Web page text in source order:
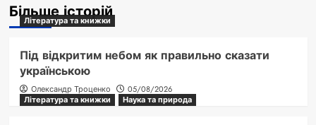
Більше історій
Література та книжки
Під відкритим небом як правильно сказати
українською
Олександр Троценко
05/08/2026
Література та книжки
Наука та природа